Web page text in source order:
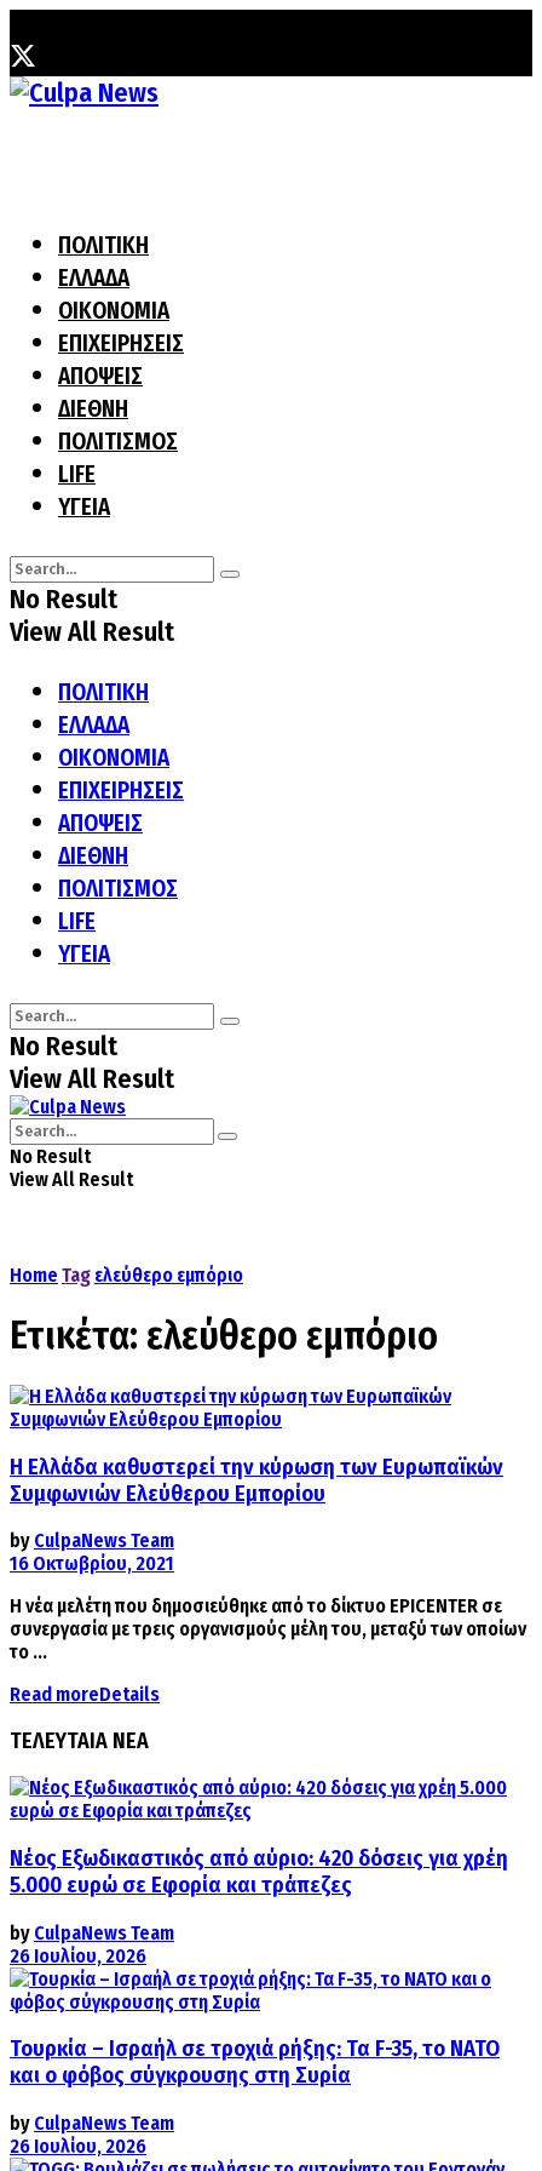
ΠΟΛΙΤΙΚΗ
ΕΛΛΑΔΑ
ΟΙΚΟΝΟΜΙΑ
ΕΠΙΧΕΙΡΗΣΕΙΣ
ΑΠΟΨΕΙΣ
ΔΙΕΘΝΗ
ΠΟΛΙΤΙΣΜΟΣ
LIFE
ΥΓΕΙΑ
No Result
View All Result
ΠΟΛΙΤΙΚΗ
ΕΛΛΑΔΑ
ΟΙΚΟΝΟΜΙΑ
ΕΠΙΧΕΙΡΗΣΕΙΣ
ΑΠΟΨΕΙΣ
ΔΙΕΘΝΗ
ΠΟΛΙΤΙΣΜΟΣ
LIFE
ΥΓΕΙΑ
No Result
View All Result
No Result
View All Result
Home Tag ελεύθερο εμπόριο
Ετικέτα: ελεύθερο εμπόριο
Η Ελλάδα καθυστερεί την κύρωση των Ευρωπαϊκών
Συμφωνιών Ελεύθερου Εμπορίου
by CulpaNews Team
16 Οκτωβρίου, 2021
Η νέα μελέτη που δημοσιεύθηκε από το δίκτυο EPICENTER σε
συνεργασία με τρεις οργανισμούς μέλη του, μεταξύ των οποίων
το ...
Read moreDetails
ΤΕΛΕΥΤΑΙΑ ΝΕΑ
Νέος Εξωδικαστικός από αύριο: 420 δόσεις για χρέη
5.000 ευρώ σε Εφορία και τράπεζες
by CulpaNews Team
26 Ιουλίου, 2026
Τουρκία – Ισραήλ σε τροχιά ρήξης: Τα F-35, το ΝΑΤΟ
και ο φόβος σύγκρουσης στη Συρία
by CulpaNews Team
26 Ιουλίου, 2026